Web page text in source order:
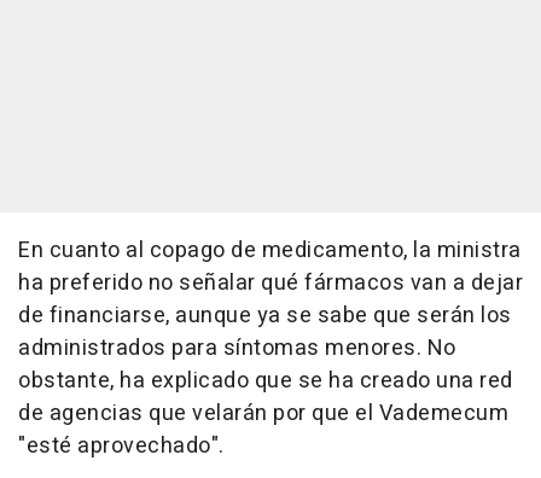
En cuanto al copago de medicamento, la ministra
ha preferido no señalar qué fármacos van a dejar
de financiarse, aunque ya se sabe que serán los
administrados para síntomas menores. No
obstante, ha explicado que se ha creado una red
de agencias que velarán por que el Vademecum
"esté aprovechado".